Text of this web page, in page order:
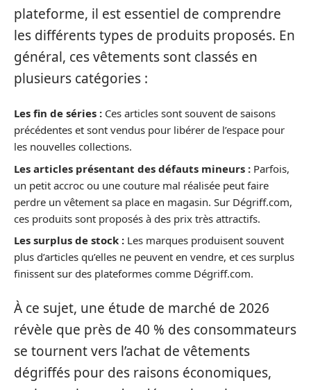
plateforme, il est essentiel de comprendre
les différents types de produits proposés. En
général, ces vêtements sont classés en
plusieurs catégories :
Les fin de séries : Ces articles sont souvent de saisons
précédentes et sont vendus pour libérer de l’espace pour
les nouvelles collections.
Les articles présentant des défauts mineurs : Parfois,
un petit accroc ou une couture mal réalisée peut faire
perdre un vêtement sa place en magasin. Sur Dégriff.com,
ces produits sont proposés à des prix très attractifs.
Les surplus de stock : Les marques produisent souvent
plus d’articles qu’elles ne peuvent en vendre, et ces surplus
finissent sur des plateformes comme Dégriff.com.
À ce sujet, une étude de marché de 2026
révèle que près de 40 % des consommateurs
se tournent vers l’achat de vêtements
dégriffés pour des raisons économiques,